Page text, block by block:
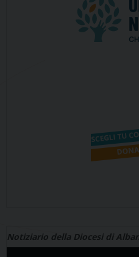
Notiziario della Diocesi di